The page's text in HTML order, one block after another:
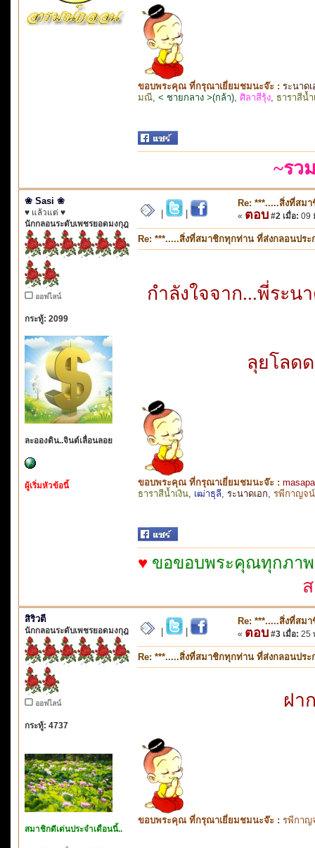
ขอบพระคุณ ที่กรุณาเยี่ยมชมนะจ๊ะ : ระนาดเ
มณี < ชายกลาง >(กล้า) ศิลาสีรุ้ง ธาราสีน้ำ
~รว
❀ Sasi ❀
♥ แล้วแต่ ♥
นักกลอนระดับเพชรยอดมงกุฎ
ออฟไลน์
กระทู้: 2099
ละอองดิน..จินต์เลื่อนลอย
ผู้เริ่มหัวข้อนี้
Re: ***.....สิ่งที่สม
« ตอบ #2 เมื่อ: 09
Re: ***.....สิ่งที่สมาชิกทุกท่าน ที่ส่งกลอนปร
กำลังใจจาก...พี่ระน
ลุยโลด
ขอบพระคุณ ที่กรุณาเยี่ยมชมนะจ๊ะ :
ธาราสีน้ำเงิน เฒ่าธุลี ระนาดเอก รพีกาญจน์
♥ ขอขอบพระคุณทุกภาพ
สิริวตี
นักกลอนระดับเพชรยอดมงกุฎ
ออฟไลน์
กระทู้: 4737
สมาชิกดีเด่นประจำเดือนนี้..
Re: ***.....สิ่งที่สม
« ตอบ #3 เมื่อ: 25
Re: ***.....สิ่งที่สมาชิกทุกท่าน ที่ส่งกลอนปร
ฝา
ขอบพระคุณ ที่กรุณาเยี่ยมชมนะจ๊ะ : รพีกาญ